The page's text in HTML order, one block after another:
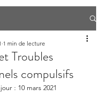
Troubles
compulsifs
1 min de lecture
: 10 mars 2021